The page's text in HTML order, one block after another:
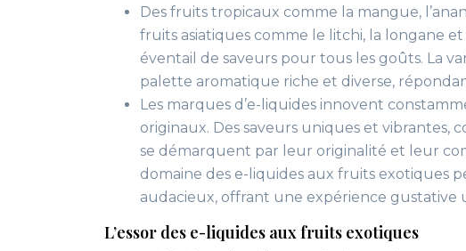
Des fruits tropicaux comme la mangue,
fruits asiatiques comme le litchi, la longane
éventail de saveurs pour tous les goûts. La
palette aromatique riche et diverse,
Les marques d’e-liquides innovent
originaux. Des saveurs uniques et
se démarquent par leur originalité et leur
domaine des e-liquides aux fruits exotiques
audacieux, offrant une expérience
L’essor des e-liquides aux fruits exotiques